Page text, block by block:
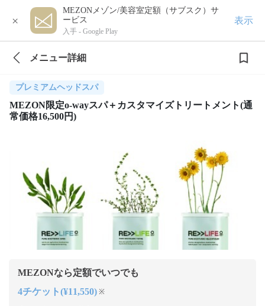
×
MEZONメゾン/美容室定額（サブスク）サ
ービス
入手 - Google Play
表示
メニュー詳細
プレミアムヘッドスパ
MEZON限定o-wayスパ＋カスタマイズトリートメント(通
常価格16,500円)
MEZONなら定額でいつでも
4チケット(¥11,550) ※